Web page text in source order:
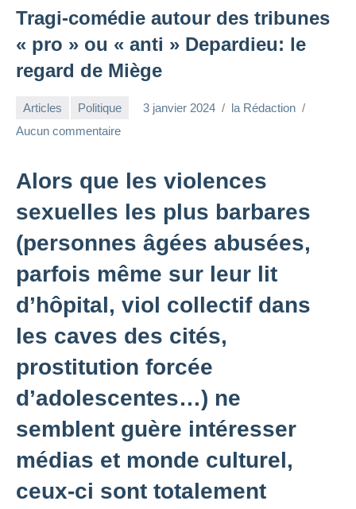
Tragi-comédie autour des tribunes
« pro » ou « anti » Depardieu: le
regard de Miège
Articles Politique 3 janvier 2024
la Rédaction
Aucun commentaire
Alors que les violences
sexuelles les plus barbares
(personnes âgées abusées,
parfois même sur leur lit
d’hôpital, viol collectif dans
les caves des cités,
prostitution forcée
d’adolescentes…) ne
semblent guère intéresser
médias et monde culturel,
ceux-ci sont totalement